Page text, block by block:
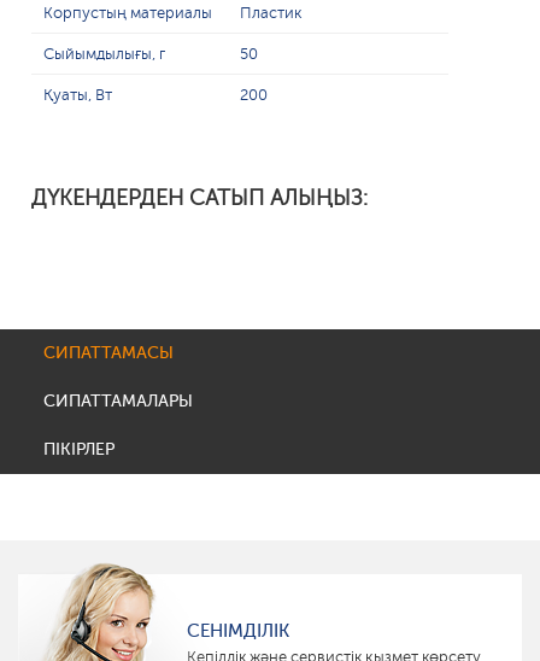
Корпустың материалы Пластик
Сыйымдылығы, г 50
Қуаты, Вт 200
ДҮКЕНДЕРДЕН САТЫП АЛЫҢЫЗ:
СИПАТТАМАСЫ
СИПАТТАМАЛАРЫ
ПІКІРЛЕР
СЕНІМДІЛІК
Кепілдік және сервистік қызмет көрсету